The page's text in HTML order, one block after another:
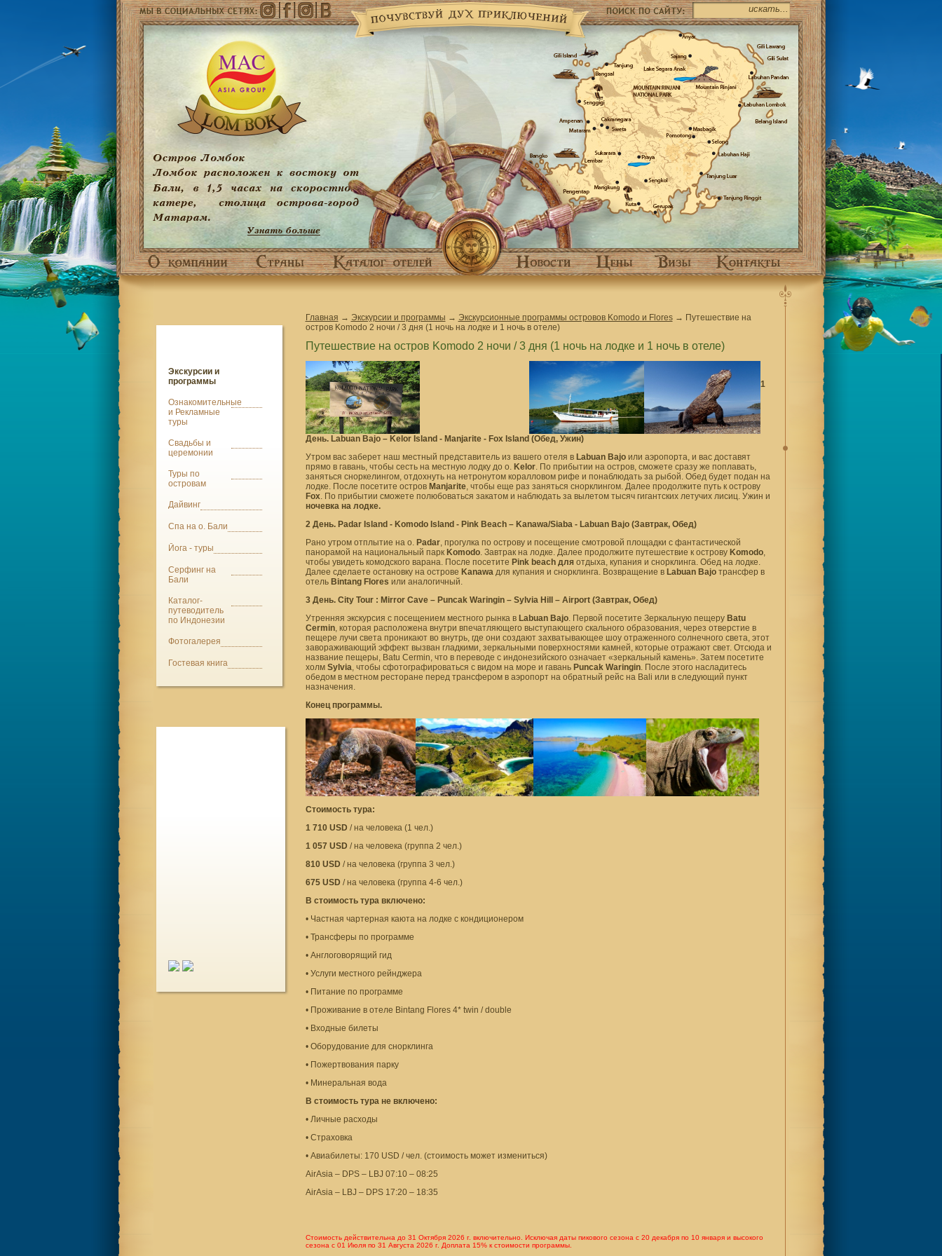
Экскурсии и
программы
Ознакомительные
и Рекламные
туры
Свадьбы и
церемонии
Туры по
островам
Дайвинг
Спа на о. Бали
Йога - туры
Серфинг на
Бали
Каталог-
путеводитель
по Индонезии
Фотогалерея
Гостевая книга
Главная → Экскурсии и программы → Экскурсионные программы островов Komodo и Flores → Путешествие на
остров Komodo 2 ночи / 3 дня (1 ночь на лодке и 1 ночь в отеле)
Путешествие на остров Komodo 2 ночи / 3 дня (1 ночь на лодке и 1 ночь в отеле)
1
День.Labuan Bajo – Kelor Island - Manjarite - Fox Island (Обед, Ужин)
Утром вас заберет наш местный представитель из вашего отеля в Labuan Bajoили аэропорта, и вас доставят
прямо в гавань, чтобы сесть на местную лодку до о. Kelor. По прибытии на остров, сможете сразу же поплавать,
заняться сноркелингом, отдохнуть на нетронутом коралловом рифе и понаблюдать за рыбой. Обед будет подан на
лодке. После посетите остров Manjarite, чтобы еще раз заняться снорклингом. Далее продолжите путь к острову
Fox . По прибытии сможете полюбоваться закатом и наблюдать за вылетом тысяч гигантских летучих лисиц. Ужин и
ночевка на лодке.
2 День.Padar Island - Komodo Island - Pink Beach – Kanawa/Siaba - Labuan Bajo (Завтрак, Обед)
Рано утром отплытие на о. Padar, прогулка по острову и посещение смотровой площадки с фантастической
панорамой на национальный парк Komodo. Завтрак на лодке. Далее продолжите путешествие к острову Komodo,
чтобы увидеть комодского варана. После посетите Pink beach для отдыха, купания и снорклинга. Обед на лодке.
Далее сделаете остановку на острове Kanawa для купания и снорклинга. Возвращение в Labuan Bajo трансфер в
отель Bintang Flores или аналогичный.
3 День.City Tour : Mirror Cave – Puncak Waringin – Sylvia Hill – Airport (Завтрак, Обед)
Утренняя экскурсия с посещением местного рынка в Labuan Bajo. Первой посетите Зеркальную пещеру Batu
Cermin, которая расположена внутри впечатляющего выступающего скального образования, через отверстие в
пещере лучи света проникают во внутрь, где они создают захватывающее шоу отраженного солнечного света, этот
завораживающий эффект вызван гладкими, зеркальными поверхностями камней, которые отражают свет. Отсюда и
название пещеры, Batu Cermin, что в переводе с индонезийского означает «зеркальный камень». Затем посетите
холм Sylvia , чтобы сфотографироваться с видом на море и гавань Puncak Waringin. После этого насладитесь
обедом в местном ресторане перед трансфером в аэропорт на обратный рейс на Bali или в следующий пункт
назначения.
Конец программы.
Стоимость тура:
1 710 USD / на человека (1 чел.)
1 057 USD / на человека (группа 2 чел.)
810 USD / на человека (группа 3 чел.)
675 USD / на человека (группа 4-6 чел.)
В стоимость тура включено:
• Частная чартерная каюта на лодке с кондиционером
• Трансферы по программе
• Англоговорящий гид
• Услуги местного рейнджера
• Питание по программе
• Проживание в отеле Bintang Flores 4* twin / double
• Входные билеты
• Оборудование для снорклинга
• Пожертвования парку
• Минеральная вода
В стоимость тура не включено:
• Личные расходы
• Страховка
• Авиабилеты: 170 USD / чел. (стоимость может измениться)
AirAsia – DPS – LBJ 07:10 – 08:25
AirAsia – LBJ – DPS 17:20 – 18:35
Стоимость действительна до 31 Октября 2026 г. включительно. Исключая даты пикового сезона с 20 декабря по 10 января и высокого
сезона с 01 Июля по 31 Августа 2026 г. Доплата 15% к стоимости программы.